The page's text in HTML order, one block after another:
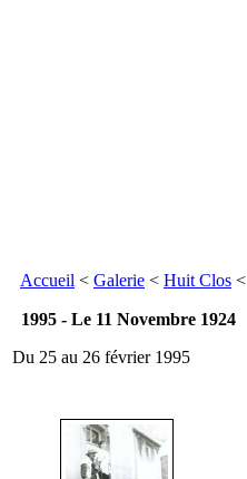
Accueil < Galerie < Huit Clos <
1995 - Le 11 Novembre 1924
Du 25 au 26 février 1995